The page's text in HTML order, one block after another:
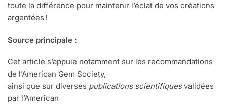
toute la différence pour maintenir l’éclat de vos créations
argentées !
Source principale :
Cet article s’appuie notamment sur les recommandations
de l’American Gem Society,
ainsi que sur diverses publications scientifiquesvalidées
par l’American